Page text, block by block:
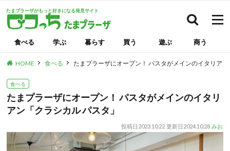
たまプラーザがもっと好きになる発見サイト
食べる 学ぶ 暮らす 買う 遊ぶ 商う
HOME 食べる たまプラーザにオープン！ パスタがメインのイタリア
食べる
たまプラーザにオープン！ パスタがメインのイタリ
アン「クラシカル パスタ」
投稿日 2023.10.22 更新日 2024.10.28 みお